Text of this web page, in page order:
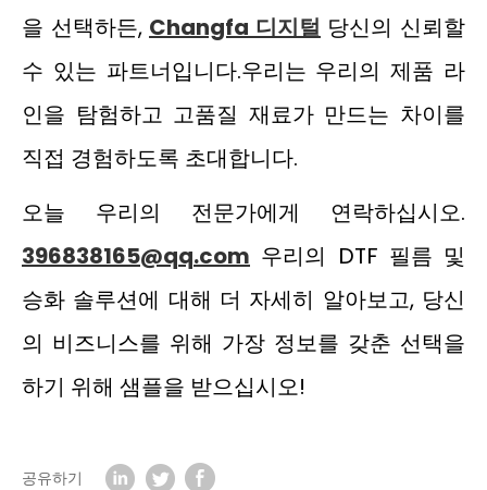
을 선택하든, Changfa 디지털 당신의 신뢰할
수 있는 파트너입니다.우리는 우리의 제품 라
인을 탐험하고 고품질 재료가 만드는 차이를
직접 경험하도록 초대합니다.
오늘 우리의 전문가에게 연락하십시오.
396838165@qq.com 우리의 DTF 필름 및
승화 솔루션에 대해 더 자세히 알아보고, 당신
의 비즈니스를 위해 가장 정보를 갖춘 선택을
하기 위해 샘플을 받으십시오!
공유하기